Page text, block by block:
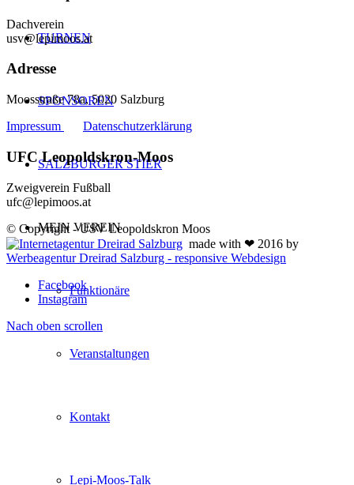
TURNEN
SPONSOREN
SALZBURGER STIER
MEIN VEREIN
Funktionäre
Veranstaltungen
Kontakt
Lepi-Moos-Talk
Dachverein
usv@lepimoos.at
Adresse
Moosstraße 78a, 5020 Salzburg
Impressum
Datenschutzerklärung
UFC Leopoldskron-Moos
Zweigverein Fußball
ufc@lepimoos.at
© Copyright - USV Leopoldskron Moos
made with ❤ 2016 by
Werbeagentur Dreirad Salzburg - responsive Webdesign
Facebook
Instagram
Nach oben scrollen